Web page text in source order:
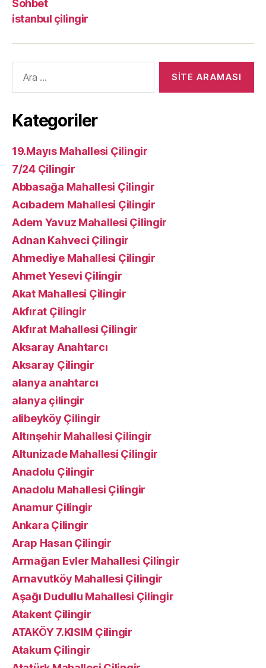
Sohbet
istanbul çilingir
yap:
Kategoriler
19.Mayıs Mahallesi Çilingir
7/24 Çilingir
Abbasağa Mahallesi Çilingir
Acıbadem Mahallesi Çilingir
Adem Yavuz Mahallesi Çilingir
Adnan Kahveci Çilingir
Ahmediye Mahallesi Çilingir
Ahmet Yesevi Çilingir
Akat Mahallesi Çilingir
Akfırat Çilingir
Akfırat Mahallesi Çilingir
Aksaray Anahtarcı
Aksaray Çilingir
alanya anahtarcı
alanya çilingir
alibeyköy Çilingir
Altınşehir Mahallesi Çilingir
Altunizade Mahallesi Çilingir
Anadolu Çilingir
Anadolu Mahallesi Çilingir
Anamur Çilingir
Ankara Çilingir
Arap Hasan Çilingir
Armağan Evler Mahallesi Çilingir
Arnavutköy Mahallesi Çilingir
Aşağı Dudullu Mahallesi Çilingir
Atakent Çilingir
ATAKÖY 7.KISIM Çilingir
Atakum Çilingir